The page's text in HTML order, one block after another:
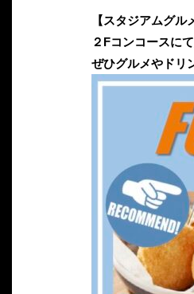
【スタジアムグル
２Fコンコースに
ぜひグルメやドリ